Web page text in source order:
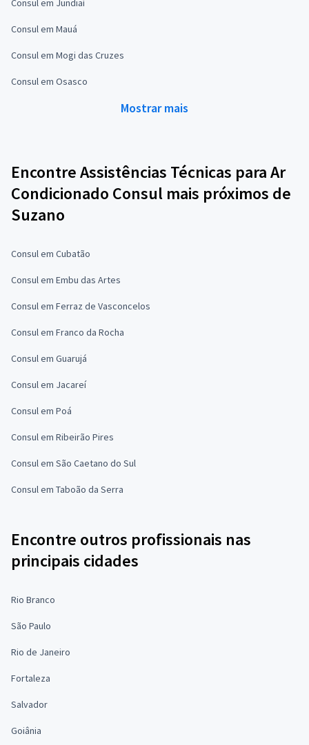
Consul em Jundiaí
Consul em Mauá
Consul em Mogi das Cruzes
Consul em Osasco
Mostrar mais
Encontre Assistências Técnicas para Ar
Condicionado Consul mais próximos de
Suzano
Consul em Cubatão
Consul em Embu das Artes
Consul em Ferraz de Vasconcelos
Consul em Franco da Rocha
Consul em Guarujá
Consul em Jacareí
Consul em Poá
Consul em Ribeirão Pires
Consul em São Caetano do Sul
Consul em Taboão da Serra
Encontre outros profissionais nas
principais cidades
Rio Branco
São Paulo
Rio de Janeiro
Fortaleza
Salvador
Goiânia